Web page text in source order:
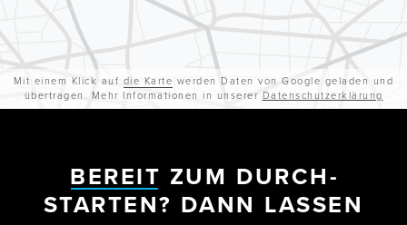
Mit einem Klick auf die Karte werden Daten von Google geladen und
übertragen. Mehr Informationen in unserer Datenschutzerklärung
BEREIT ZUM DURCH­
STARTEN? DANN LASSEN